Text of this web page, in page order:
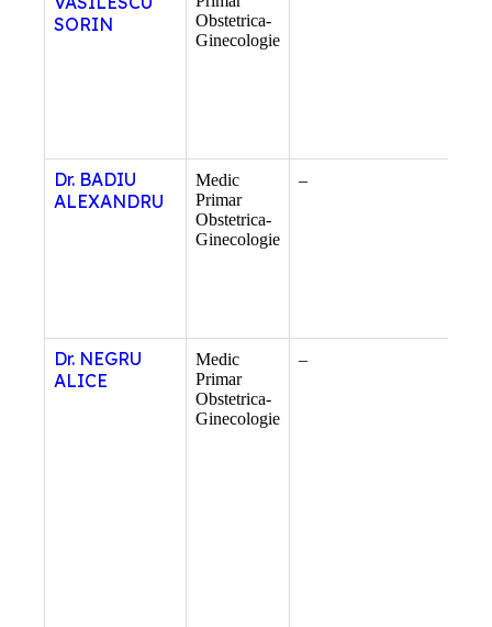
SORIN
Obstetrica-
Ginecologie
Dr. BADIU
ALEXANDRU
Medic
Primar
Obstetrica-
Ginecologie
–
Dr. NEGRU
ALICE
Medic
Primar
Obstetrica-
Ginecologie
–